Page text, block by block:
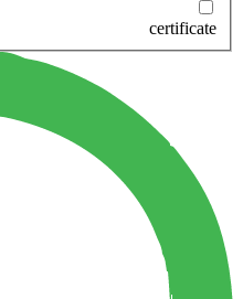
certificate